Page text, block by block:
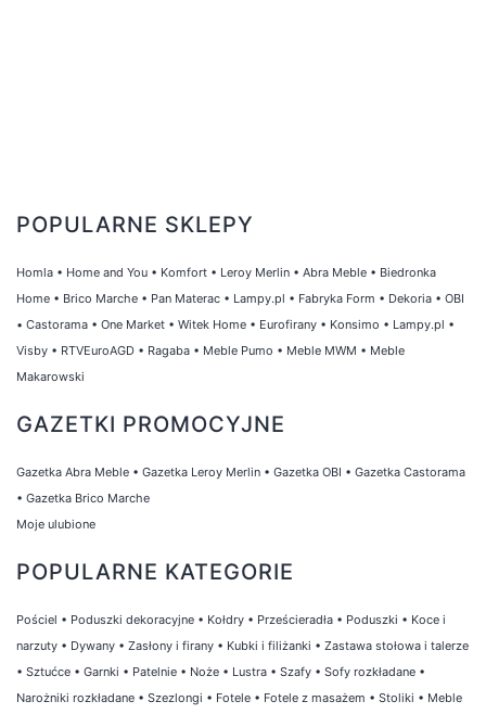
POPULARNE SKLEPY
Homla • Home and You • Komfort • Leroy Merlin • Abra Meble • Biedronka
Home • Brico Marche • Pan Materac • Lampy.pl • Fabryka Form • Dekoria • OBI
• Castorama • One Market • Witek Home • Eurofirany • Konsimo • Lampy.pl •
Visby • RTVEuroAGD • Ragaba • Meble Pumo • Meble MWM • Meble
Makarowski
GAZETKI PROMOCYJNE
Gazetka Abra Meble • Gazetka Leroy Merlin • Gazetka OBI • Gazetka Castorama
• Gazetka Brico Marche
Moje ulubione
POPULARNE KATEGORIE
Pościel • Poduszki dekoracyjne • Kołdry • Prześcieradła • Poduszki • Koce i
narzuty • Dywany • Zasłony i firany • Kubki i filiżanki • Zastawa stołowa i talerze
• Sztućce • Garnki • Patelnie • Noże • Lustra • Szafy • Sofy rozkładane •
Narożniki rozkładane • Szezlongi • Fotele • Fotele z masażem • Stoliki • Meble